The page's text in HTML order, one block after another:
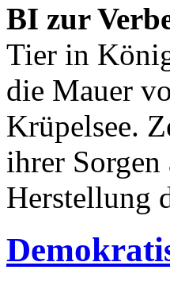
BI zur
Tier in
die Mauer
Krüpelsee.
ihrer
Herstellung